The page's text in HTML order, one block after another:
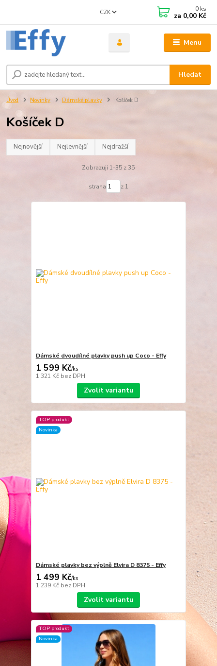
Menu
CZK
Hledat
0 ks
za 0,00 Kč
Úvod Novinky Dámské plavky Košíček D
Košíček D
Nejnovější Nejlevnější Nejdražší
Zobrazuji 1-35 z 35
strana z 1
Dámské dvoudílné plavky push up Coco - Effy
1 599 Kč/ks
1 321 Kč bez DPH
Zvolit variantu
TOP produkt
Novinka
Dámské plavky bez výplně Elvira D 8375 - Effy
1 499 Kč/ks
1 239 Kč bez DPH
Zvolit variantu
TOP produkt
Novinka